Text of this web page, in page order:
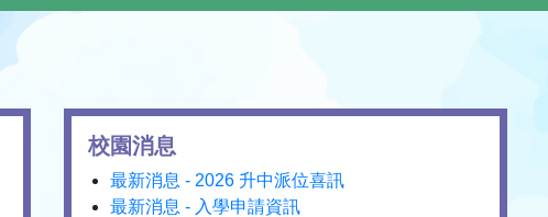
校園消息
最新消息 - 2026 升中派位喜訊
最新消息 - 入學申請資訊